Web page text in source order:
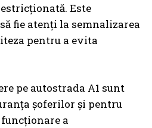
Este
fie atenți la semnalizarea
pentru a evita
pe autostrada A1 sunt
șoferilor și pentru
a